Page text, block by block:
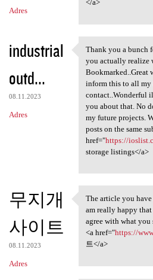
Adres
</a>
industrial
outd...
08.11.2023
Adres
Thank you a
Thank you a bunch
you actually realize
Bookmarked..Great
inform this to all my
contact..Wonderful
you about that. No
my future projects.
posts on the same
href="https://
storage listings</a>
무지개
사이트
08.11.2023
Adres
The article you
The article you
am really happy
agree with what you
<a href="https://
트</a>